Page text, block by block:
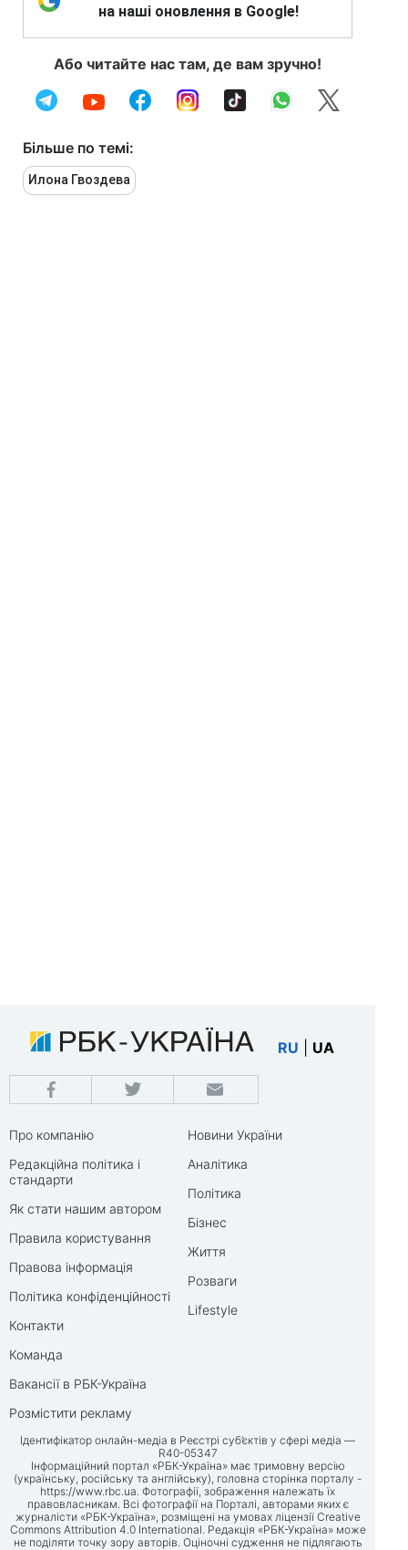
на наші оновлення в Google!
Або читайте нас там, де вам зручно!
Більше по темі:
Илона Гвоздева
RU UA
Про компанію
Редакційна політика і
стандарти
Як стати нашим автором
Правила користування
Правова інформація
Політика конфіденційності
Контакти
Команда
Вакансії в РБК-Україна
Розмістити рекламу
Новини України
Аналітика
Політика
Бізнес
Життя
Розваги
Lifestyle
Ідентифікатор онлайн-медіа в Реєстрі суб’єктів у сфері медіа —
R40-05347
Інформаційний портал «РБК-Україна» має тримовну версію
(українську, російську та англійську), головна сторінка порталу -
https://www.rbc.ua. Фотографії, зображення належать їх
правовласникам. Всі фотографії на Порталі, авторами яких є
журналісти «РБК-Україна», розміщені на умовах ліцензії Creative
Commons Attribution 4.0 International. Редакція «РБК-Україна» може
не поділяти точку зору авторів. Оціночні судження не підлягають